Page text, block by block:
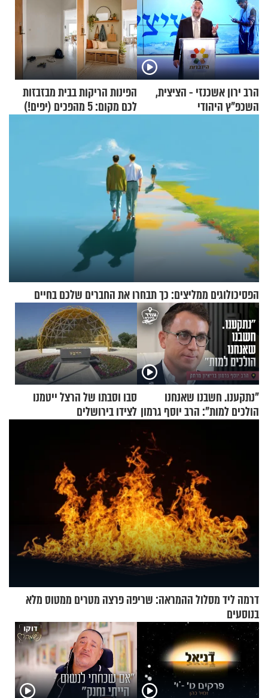
הרב ירון אשכנזי - הציצית,
השכפ"ץ היהודי
הפינות הריקות בבית מבזבזות
לכם מקום: 5 מהפכים (יפים!)
הפסיכולוגים ממליצים: כך תבחרו את החברים שלכם בחיים
"נתקענו. חשבנו שאנחנו
הולכים למות": הרב יוסף גרמון
סבו וסבתו של הרצל ייטמנו
לצידו בירושלים
דרמה ליד מסלול ההמראה: שריפה פרצה מטרים ממטוס מלא
בנוסעים